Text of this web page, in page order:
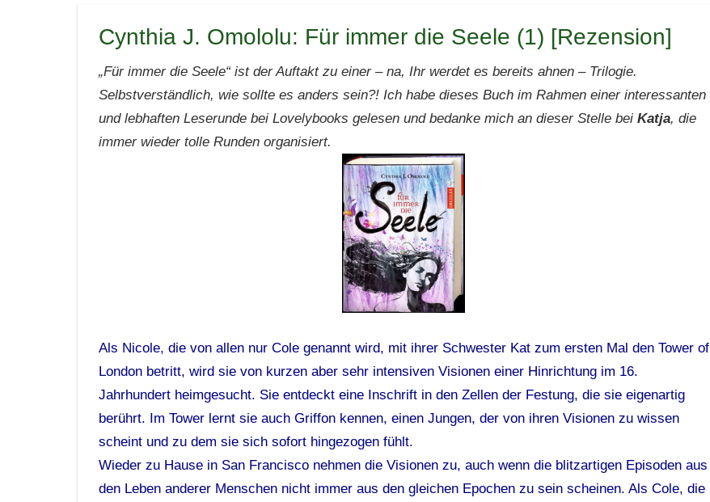
Cynthia J. Omololu: Für immer die Seele (1) [Rezension]
„Für immer die Seele“ ist der Auftakt zu einer – na, Ihr werdet es bereits ahnen – Trilogie.
Selbstverständlich, wie sollte es anders sein?! Ich habe dieses Buch im Rahmen einer interessanten
und lebhaften Leserunde bei Lovelybooks gelesen und bedanke mich an dieser Stelle bei Katja, die
immer wieder tolle Runden organisiert.
Als Nicole, die von allen nur Cole genannt wird, mit ihrer Schwester Kat zum ersten Mal den Tower of
London betritt, wird sie von kurzen aber sehr intensiven Visionen einer Hinrichtung im 16.
Jahrhundert heimgesucht. Sie entdeckt eine Inschrift in den Zellen der Festung, die sie eigenartig
berührt. Im Tower lernt sie auch Griffon kennen, einen Jungen, der von ihren Visionen zu wissen
scheint und zu dem sie sich sofort hingezogen fühlt.
Wieder zu Hause in San Francisco nehmen die Visionen zu, auch wenn die blitzartigen Episoden aus
den Leben anderer Menschen nicht immer aus den gleichen Epochen zu sein scheinen. Als Cole, die